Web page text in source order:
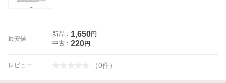
最安値
新品： 1,650円
中古： 220円
レビュー （0件）